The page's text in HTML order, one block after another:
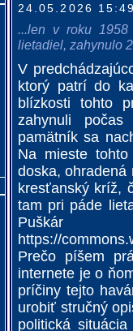
24.05.2026
...len v roku 1958
lietadiel, zahynulo
V
ktorý patrí do
blízkosti tohto
zahynuli
pamätník sa
Na mieste
doska, ohradená
kresťanský kríž,
tam pri páde
https://
Prečo píšem
internete je o
príčiny tejto
urobiť stručný
politická